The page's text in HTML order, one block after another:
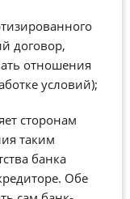
договор,
отношения
условий);
сторонам
таким
банка
Обе